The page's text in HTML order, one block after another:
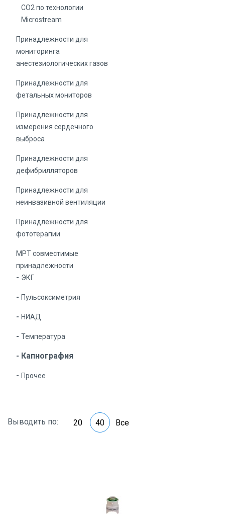
СО2 по технологии
Microstream
Принадлежности для
мониторинга
анестезиологических газов
Принадлежности для
фетальных мониторов
Принадлежности для
измерения сердечного
выброса
Принадлежности для
дефибрилляторов
Принадлежности для
неинвазивной вентиляции
Принадлежности для
фототерапии
МРТ совместимые
принадлежности
ЭКГ
Пульсоксиметрия
НИАД
Температура
Капнография
Прочее
Выводить по: 20 40 Все